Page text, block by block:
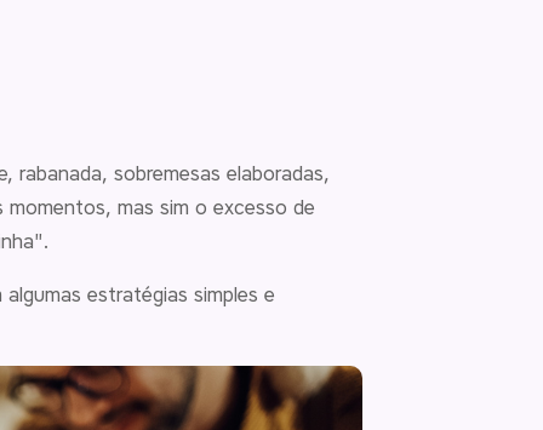
rabanada, sobremesas elaboradas,
mas sim o excesso de
estratégias simples e